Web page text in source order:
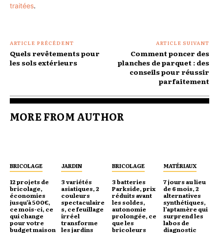
traitées.
ARTICLE PRÉCÉDENT
Quels revêtements pour
les sols extérieurs
ARTICLE SUIVANT
Comment poncer des
planches de parquet : des
conseils pour réussir
parfaitement
MORE FROM AUTHOR
BRICOLAGE
12 projets de
bricolage,
économies
jusqu’à 500€,
ce mois-ci, ce
qui change
pour votre
budget maison
JARDIN
3 variétés
asiatiques, 2
couleurs
spectaculaire
s, ce feuillage
irréel
transforme
les jardins
BRICOLAGE
3 batteries
Parkside, prix
réduits avant
les soldes,
autonomie
prolongée, ce
que les
bricoleurs
MATÉRIAUX
7 jours au lieu
de 6 mois, 2
alternatives
synthétiques,
l’aptamère qui
surprend les
labos de
diagnostic